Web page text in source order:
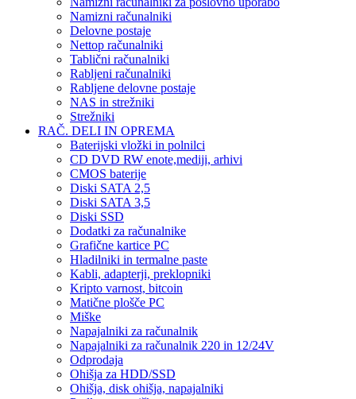
Namizni računalniki
Delovne postaje
Nettop računalniki
Tablični računalniki
Rabljeni računalniki
Rabljene delovne postaje
NAS in strežniki
Strežniki
RAČ. DELI IN OPREMA
Baterijski vložki in polnilci
CD DVD RW enote,mediji, arhivi
CMOS baterije
Diski SATA 2,5
Diski SATA 3,5
Diski SSD
Dodatki za računalnike
Grafične kartice PC
Hladilniki in termalne paste
Kabli, adapterji, preklopniki
Kripto varnost, bitcoin
Matične plošče PC
Miške
Napajalniki za računalnik
Napajalniki za računalnik 220 in 12/24V
Odprodaja
Ohišja za HDD/SSD
Ohišja, disk ohišja, napajalniki